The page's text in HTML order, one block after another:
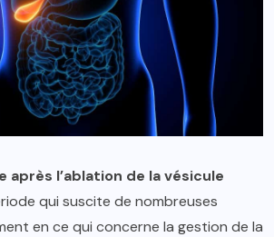
après l’ablation de la vésicule
qui suscite de nombreuses
en ce qui concerne la gestion de la